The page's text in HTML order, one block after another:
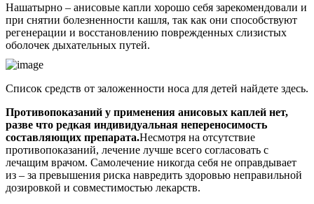
Нашатырно – анисовые капли хорошо себя зарекомендовали и
при снятии болезненности кашля, так как они способствуют
регенерации и восстановлению поврежденных слизистых
оболочек дыхательных путей.
Список средств от заложенности носа для детей найдете здесь.
Противопоказаний у применения анисовых каплей нет,
разве что редкая индивидуальная непереносимость
составляющих препарата.Несмотря на отсутствие
противопоказаний, лечение лучше всего согласовать с
лечащим врачом. Самолечение никогда себя не оправдывает
из – за превышения риска навредить здоровью неправильной
дозировкой и совместимостью лекарств.